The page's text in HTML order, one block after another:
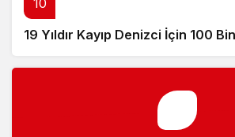
10
19 Yıldır Kayıp Denizci İçin 100